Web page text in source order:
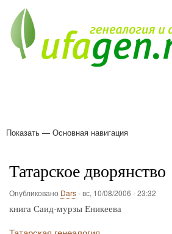
Основная
Показать — Основная навигация
Татарское дворянство
Опубликовано Dars-вс, 10/08/2006 - 23:32
книга Саид-мурзы Еникеева